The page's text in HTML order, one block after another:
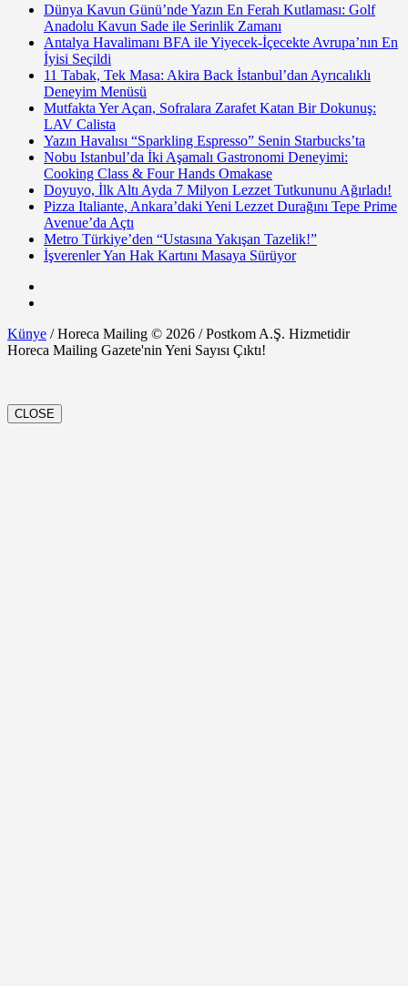
Dünya Kavun Günü’nde Yazın En Ferah Kutlaması: Golf
Anadolu Kavun Sade ile Serinlik Zamanı
Antalya Havalimanı BFA ile Yiyecek-İçecekte Avrupa’nın En
İyisi Seçildi
11 Tabak, Tek Masa: Akira Back İstanbul’dan Ayrıcalıklı
Deneyim Menüsü
Mutfakta Yer Açan, Sofralara Zarafet Katan Bir Dokunuş:
LAV Calista
Yazın Havalısı “Sparkling Espresso” Senin Starbucks’ta
Nobu Istanbul’da İki Aşamalı Gastronomi Deneyimi:
Cooking Class & Four Hands Omakase
Doyuyo, İlk Altı Ayda 7 Milyon Lezzet Tutkununu Ağırladı!
Pizza Italiante, Ankara’daki Yeni Lezzet Durağını Tepe Prime
Avenue’da Açtı
Metro Türkiye’den “Ustasına Yakışan Tazelik!”
İşverenler Yan Hak Kartını Masaya Sürüyor
Künye / Horeca Mailing © 2026 / Postkom A.Ş. Hizmetidir
Horeca Mailing Gazete'nin Yeni Sayısı Çıktı!
CLOSE